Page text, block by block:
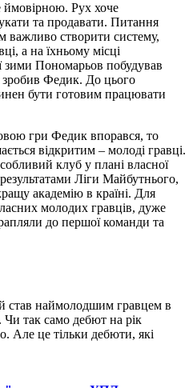
ймовірною. Рух хоче
та продавати. Питання
важливо створити систему,
а на їхньому місці
зими Пономарьов побудував
зробив Федик. До цього
бути готовим працювати
гри Федик впорався, то
відкритим – молоді гравці.
клуб у плані власної
Ліги Майбутнього,
академію в країні. Для
молодих гравців, дуже
до першої команди та
наймолодшим гравцем в
Чи так само дебют на рік
Але це тільки дебюти, які